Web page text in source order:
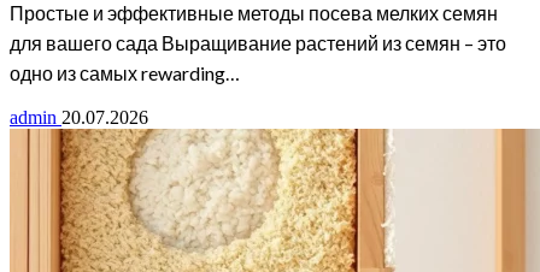
Простые и эффективные методы посева мелких семян
для вашего сада Выращивание растений из семян – это
одно из самых rewarding…
admin 20.07.2026